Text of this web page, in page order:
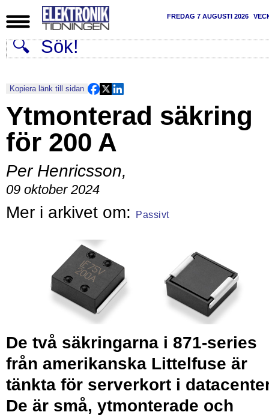
FREDAG 7 AUGUSTI 2026
Kopiera länk till sidan
Ytmonterad säkring
för 200 A
Per Henricsson,
09 oktober 2024
Passivt
De två säkringarna i 871-series
från amerikanska Littelfuse är
tänkta för serverkort i
De är små, ytmonterade och